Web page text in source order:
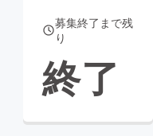
募集終了まで残
り
終了